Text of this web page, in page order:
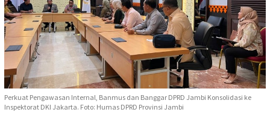
Perkuat Pengawasan Internal, Banmus dan Banggar DPRD Jambi Konsolidasi ke
Inspektorat DKI Jakarta. Foto: Humas DPRD Provinsi Jambi